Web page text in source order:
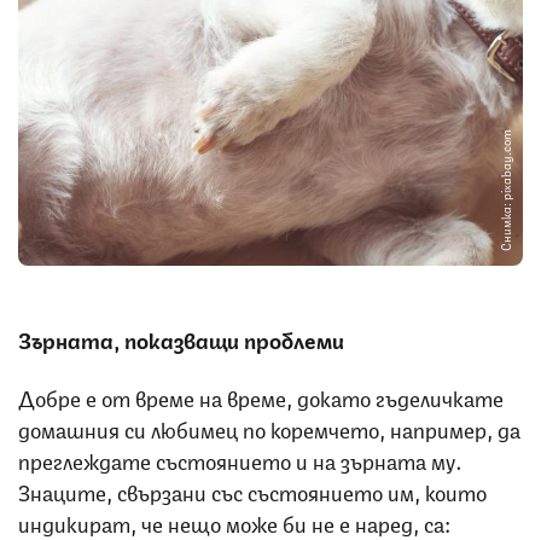
Снимка: pixabay.com
Зърната, показващи проблеми
Добре е от време на време, докато гъделичкате
домашния си любимец по коремчето, например, да
преглеждате състоянието и на зърната му.
Знаците, свързани със състоянието им, които
индикират, че нещо може би не е наред, са: